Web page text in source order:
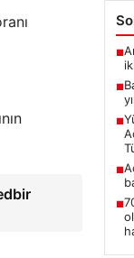
■
■
■
■
■